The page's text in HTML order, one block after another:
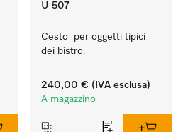
U 507
Cesto  per oggetti tipici
dei bistro.
240,00 € (IVA esclusa)
A magazzino